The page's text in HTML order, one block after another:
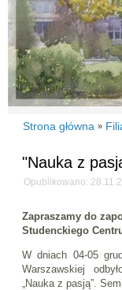
Strona główna »
"Nauka z
Opublikowano:
Zapraszamy do
Studenckiego
W dniach 04-05
Warszawskiej
„Nauka z pasją”.